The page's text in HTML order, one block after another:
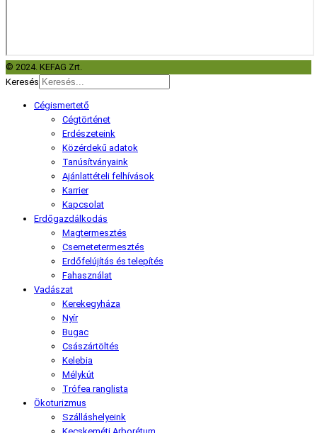
© 2024. KEFAG Zrt.
Keresés
Cégismertető
Cégtörténet
Erdészeteink
Közérdekű adatok
Tanúsítványaink
Ajánlattételi felhívások
Karrier
Kapcsolat
Erdőgazdálkodás
Magtermesztés
Csemetetermesztés
Erdőfelújítás és telepítés
Fahasználat
Vadászat
Kerekegyháza
Nyír
Bugac
Császártöltés
Kelebia
Mélykút
Trófea ranglista
Ökoturizmus
Szálláshelyeink